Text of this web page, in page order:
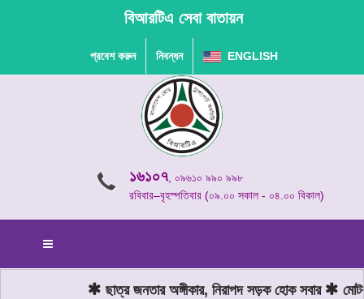
বিআরটিএ সেবা বাতায়ন
প্রবেশ করুন নিবন্ধন ENGLISH
১৬১০৭, ০৯৬১০ ৯৯০ ৯৯৮
রবিবার–বৃহস্পতিবার (০৯.০০ সকাল - ০৪.০০ বিকাল)
ছাত্র জনতার অঙ্গীকার, নিরাপদ সড়ক হোক সবার